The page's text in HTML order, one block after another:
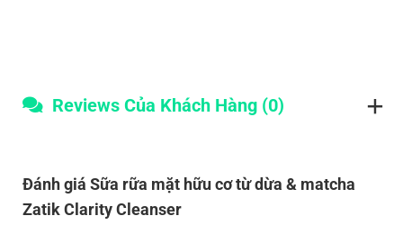
Reviews Của Khách Hàng (0)
Đánh giá Sữa rữa mặt hữu cơ từ dừa & matcha
Zatik Clarity Cleanser